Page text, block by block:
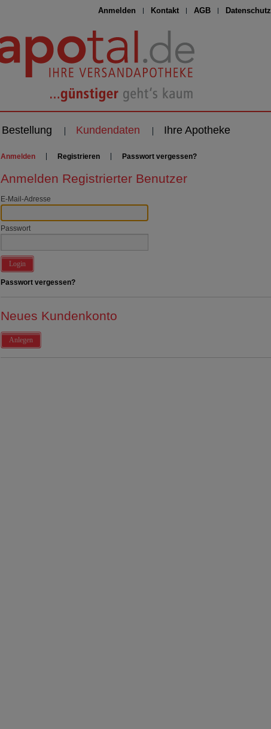
Anmelden Kontakt AGB Datenschutz
Bestellung Kundendaten Ihre Apotheke
Anmelden Registrieren Passwort vergessen?
Anmelden Registrierter Benutzer
E-Mail-Adresse
Passwort
Login
Passwort vergessen?
Neues Kundenkonto
Anlegen